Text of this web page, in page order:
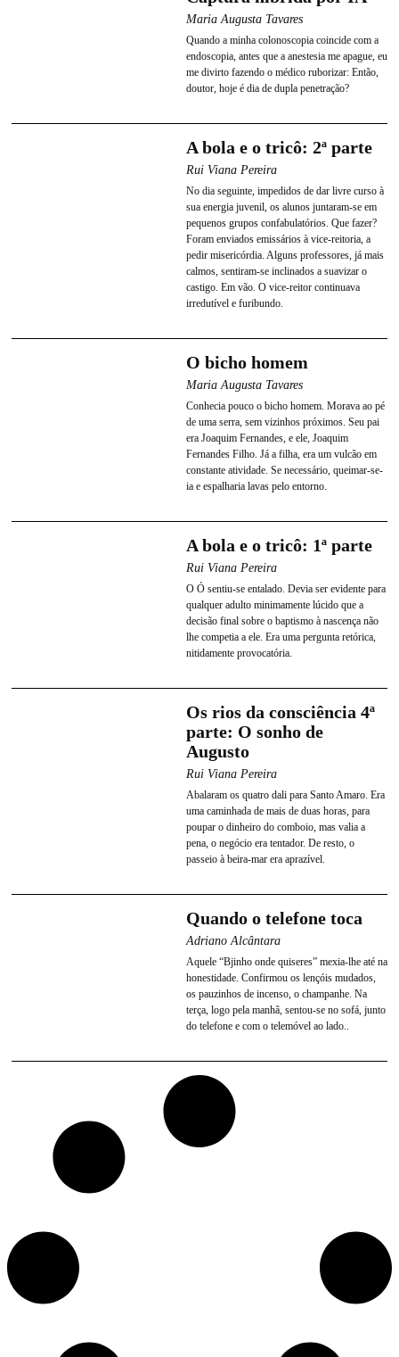
Maria Augusta Tavares
Quando a minha colonoscopia coincide com a
endoscopia, antes que a anestesia me apague, eu
me divirto fazendo o médico ruborizar: Então,
doutor, hoje é dia de dupla penetração?
A bola e o tricô: 2ª parte
Rui Viana Pereira
No dia seguinte, impedidos de dar livre curso à
sua energia juvenil, os alunos juntaram-se em
pequenos grupos confabulatórios. Que fazer?
Foram enviados emissários à vice-reitoria, a
pedir misericórdia. Alguns professores, já mais
calmos, sentiram-se inclinados a suavizar o
castigo. Em vão. O vice-reitor continuava
irredutível e furibundo.
O bicho homem
Maria Augusta Tavares
Conhecia pouco o bicho homem. Morava ao pé
de uma serra, sem vizinhos próximos. Seu pai
era Joaquim Fernandes, e ele, Joaquim
Fernandes Filho. Já a filha, era um vulcão em
constante atividade. Se necessário, queimar-se-
ia e espalharia lavas pelo entorno.
A bola e o tricô: 1ª parte
Rui Viana Pereira
O Ó sentiu-se entalado. Devia ser evidente para
qualquer adulto minimamente lúcido que a
decisão final sobre o baptismo à nascença não
lhe competia a ele. Era uma pergunta retórica,
nitidamente provocatória.
Os rios da consciência 4ª
parte: O sonho de
Augusto
Rui Viana Pereira
Abalaram os quatro dali para Santo Amaro. Era
uma caminhada de mais de duas horas, para
poupar o dinheiro do comboio, mas valia a
pena, o negócio era tentador. De resto, o
passeio à beira-mar era aprazível.
Quando o telefone toca
Adriano Alcântara
Aquele “Bjinho onde quiseres” mexia-lhe até na
honestidade. Confirmou os lençóis mudados,
os pauzinhos de incenso, o champanhe. Na
terça, logo pela manhã, sentou-se no sofá, junto
do telefone e com o telemóvel ao lado..